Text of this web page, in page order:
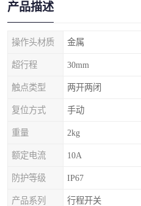
产品描述
操作头材质 金属
超行程 30mm
触点类型 两开两闭
复位方式 手动
重量 2kg
额定电流 10A
防护等级 IP67
产品系列 行程开关